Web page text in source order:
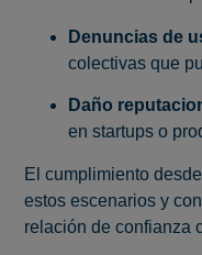
Denuncias de
colectivas que
Daño
en startups o
El cumplimiento
estos escenarios y
relación de confianza